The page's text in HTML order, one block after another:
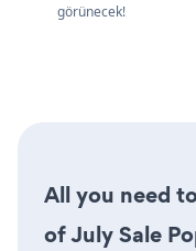
görünecek!
All you need
of July Sale